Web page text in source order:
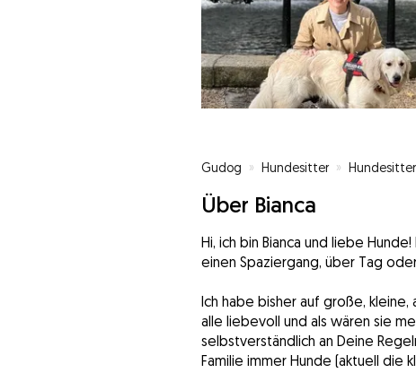
Gudog » Hundesitter »
Über Bianca
Hi, ich bin Bianca und liebe
einen Spaziergang, über Tag
Ich habe bisher auf große,
alle liebevoll und als wären sie
selbstverständlich an Deine
Familie immer Hunde (aktuell die